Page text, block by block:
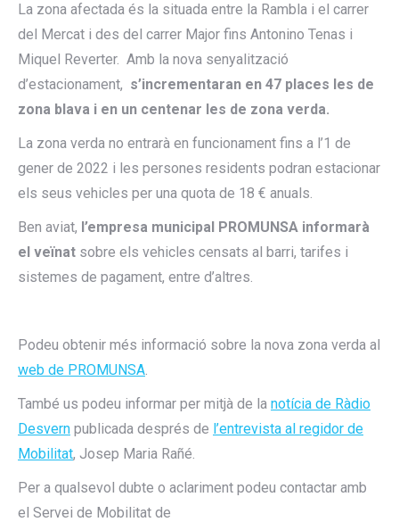
La zona afectada és la situada entre la Rambla i el carrer
del Mercat i des del carrer Major fins Antonino Tenas i
Miquel Reverter. Amb la nova senyalització
d’estacionament, s’incrementaran en 47 places les de
zona blava i en un centenar les de zona verda.
La zona verda no entrarà en funcionament fins a l’1 de
gener de 2022 i les persones residents podran estacionar
els seus vehicles per una quota de 18 € anuals.
Ben aviat, l’empresa municipal PROMUNSA informarà
el veïnat sobre els vehicles censats al barri, tarifes i
sistemes de pagament, entre d’altres.
Podeu obtenir més informació sobre la nova zona verda al
web de PROMUNSA.
També us podeu informar per mitjà de la notícia de Ràdio
Desvern publicada després de l’entrevista al regidor de
Mobilitat, Josep Maria Rañé.
Per a qualsevol dubte o aclariment podeu contactar amb
el Servei de Mobilitat de